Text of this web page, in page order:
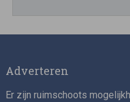
Adverteren
Er zijn ruimschoots